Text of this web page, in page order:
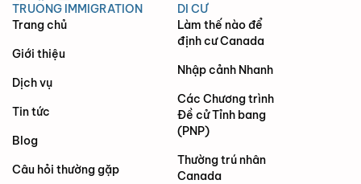
TRUONG IMMIGRATION
Trang chủ
Giới thiệu
Dịch vụ
Tin tức
Blog
Câu hỏi thường gặp
DI CƯ
Làm thế nào để
định cư Canada
Nhập cảnh Nhanh
Các Chương trình
Đề cử Tỉnh bang
(PNP)
Thường trú nhân
Canada